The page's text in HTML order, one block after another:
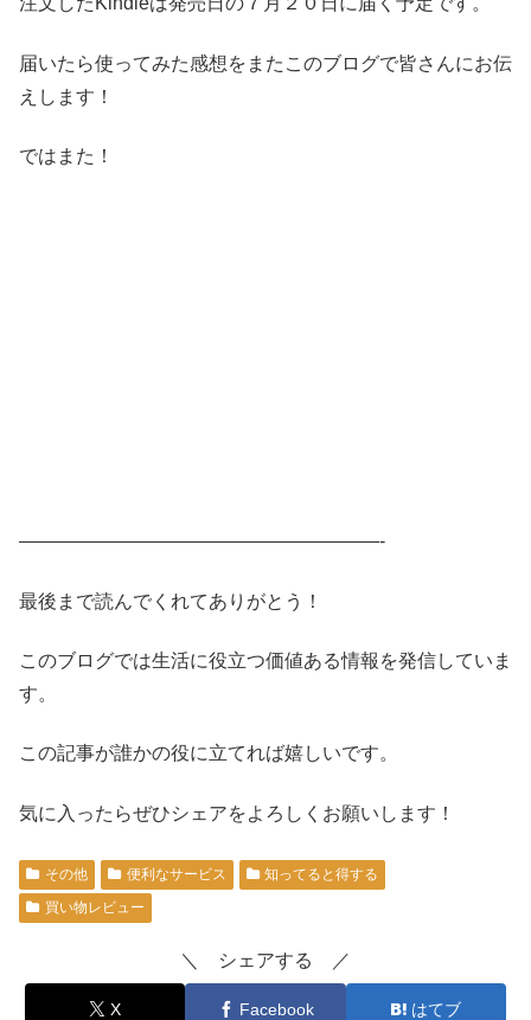
届いたら使ってみた感想をまたこのブログで皆さんにお伝
えします！
ではまた！
———————————————————-
最後まで読んでくれてありがとう！
このブログでは生活に役立つ価値ある情報を発信していま
す。
この記事が誰かの役に立てれば嬉しいです。
気に入ったらぜひシェアをよろしくお願いします！
その他 便利なサービス
知ってると得する
買い物レビュー
＼ シェアする ／
X Facebook はてブ